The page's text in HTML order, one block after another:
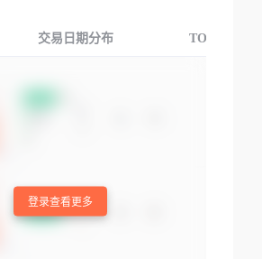
交易日期分布 TOP3交易国
登录查看更多